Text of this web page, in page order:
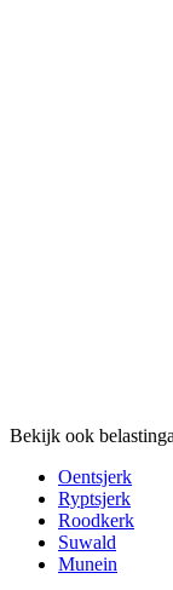
Bekijk ook
Oentsjerk
Ryptsjerk
Roodkerk
Suwald
Munein